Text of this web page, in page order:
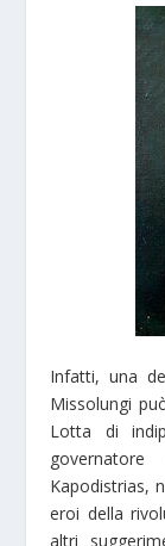
Infatti, una
Missolungi
Lotta di
Kapodistrias,
eroi della
altri